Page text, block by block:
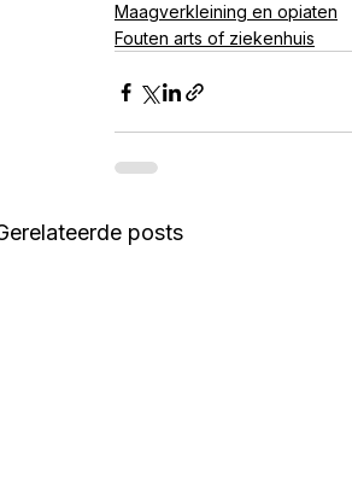
Maagverkleining en opiaten
Fouten arts of ziekenhuis
posts